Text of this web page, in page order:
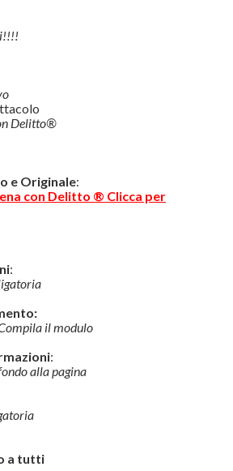
Delitto®
e Originale:
con Delitto ® Clicca per
:
il modulo
:
alla pagina
a tutti